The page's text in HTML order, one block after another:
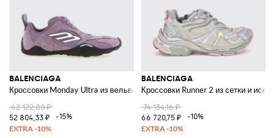
BALENCIAGA
Кроссовки Monday Ultra из вельвета и канваса
62 122,80 ₽
52 804,33 ₽
-15%
BALENCIAGA
Кроссовки Runner 2 из сетки и
74 134,16 ₽
66 720,75 ₽
-10%